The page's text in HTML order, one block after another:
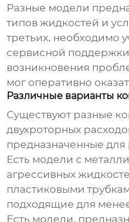
Разные модели
типов жидкостей и
третьих, необходимо
сервисной
возникновения
мог оперативно
Различные варианты
Существуют разные
двухроторных
предназначенные
Есть модели с
агрессивных
пластиковыми
подходящие для
Есть модели,